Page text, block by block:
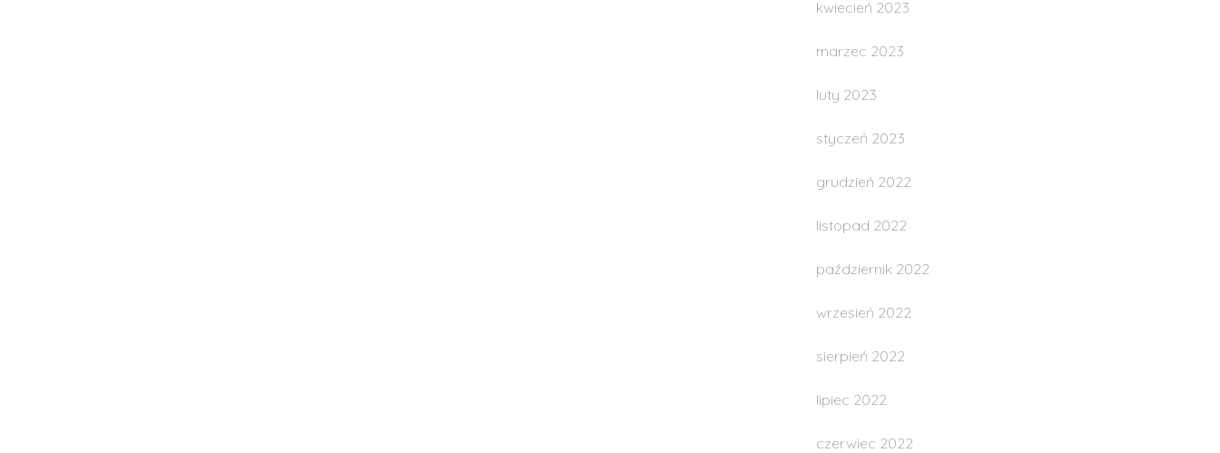
kwiecień 2023
marzec 2023
luty 2023
styczeń 2023
grudzień 2022
listopad 2022
październik 2022
wrzesień 2022
sierpień 2022
lipiec 2022
czerwiec 2022